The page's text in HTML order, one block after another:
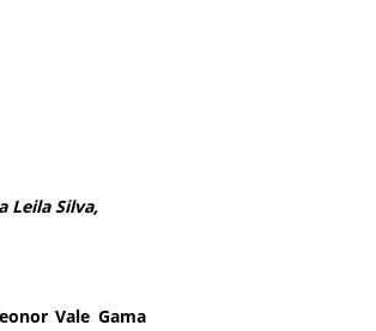
Leila Silva,
Vale Gama